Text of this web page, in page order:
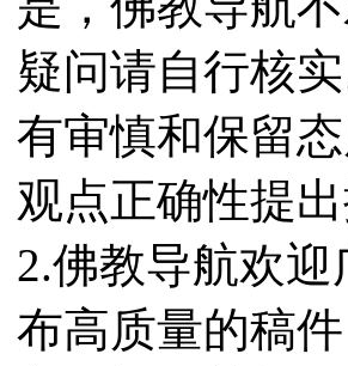
疑问请自行核
有审慎和保留
观点正确性提出
2.佛教导航欢
布高质量的稿